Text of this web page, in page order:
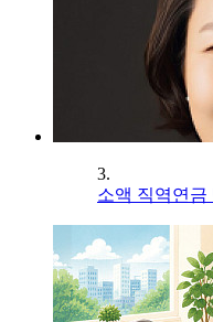
3.
소액 직역연